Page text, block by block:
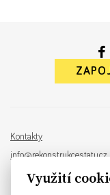
Kontakty
info@rekonstrukcestatu.cz
Návrh a vývoj: Sinfin ,
Využití